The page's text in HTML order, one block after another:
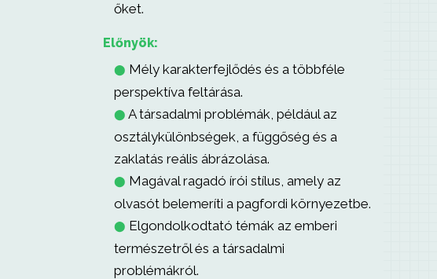
őket.
Előnyök:
⬤ Mély karakterfejlődés és a többféle
perspektíva feltárása.
⬤ A társadalmi problémák, például az
osztálykülönbségek, a függőség és a
zaklatás reális ábrázolása.
⬤ Magával ragadó írói stílus, amely az
olvasót belemeríti a pagfordi környezetbe.
⬤ Elgondolkodtató témák az emberi
természetről és a társadalmi
problémákról.